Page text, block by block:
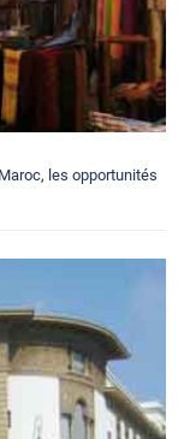
les opportunités